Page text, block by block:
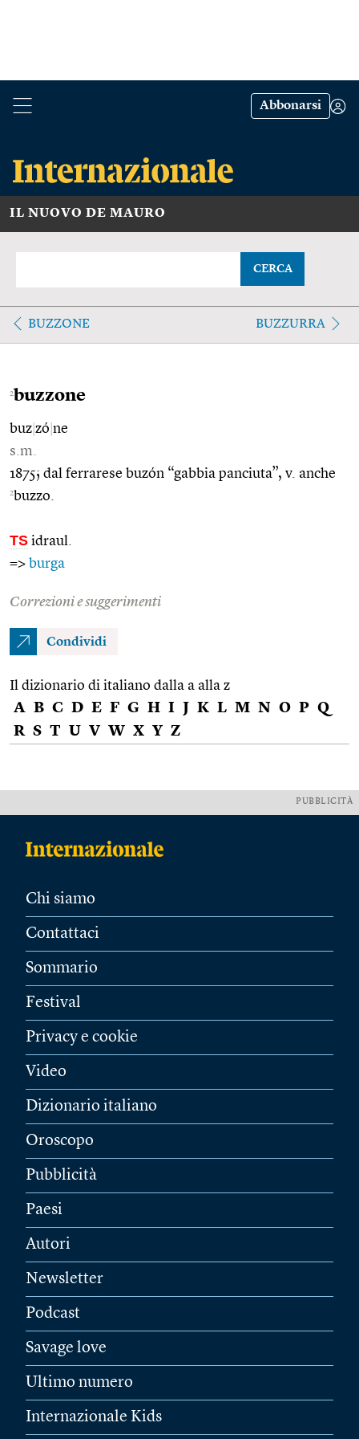
Abbonarsi
IL NUOVO DE MAURO
CERCA
BUZZONE BUZZURRA
2buzzone
buz zó ne
s.m.
1875; dal ferrarese buzón “gabbia panciuta”, v. anche
2buzzo.
TS idraul.
=> burga
Correzioni e suggerimenti
Condividi
Il dizionario di italiano dalla a alla z
A B C D E F G H I J K L M N O P Q
R S T U V W X Y Z
PUBBLICITÀ
Chi siamo
Contattaci
Sommario
Festival
Privacy e cookie
Video
Dizionario italiano
Oroscopo
Pubblicità
Paesi
Autori
Newsletter
Podcast
Savage love
Ultimo numero
Internazionale Kids